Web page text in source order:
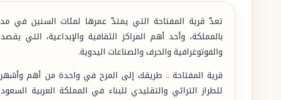
تعدّ قرية المفتاحة التي يمتدّ عمرها لمئات السنين في
بالمملكة، وأحد أهم المراكز الثقافية والإبداعية، التي
والفوتوغرافية والحرف والصناعات اليدوية.
قرية المفتاحة .. طريقك إلى المرح في واحدة من أهم وأشهر
للطراز التراثي والتقليدي للبناء في المملكة العربية